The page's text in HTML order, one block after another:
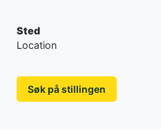
Sted
Location
Søk på stillingen